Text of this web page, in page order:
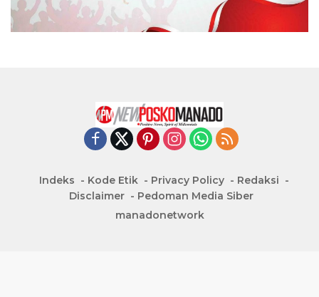
Indeks Kode Etik Privacy Policy
Redaksi
Disclaimer
Pedoman Media Siber
manadonetwork